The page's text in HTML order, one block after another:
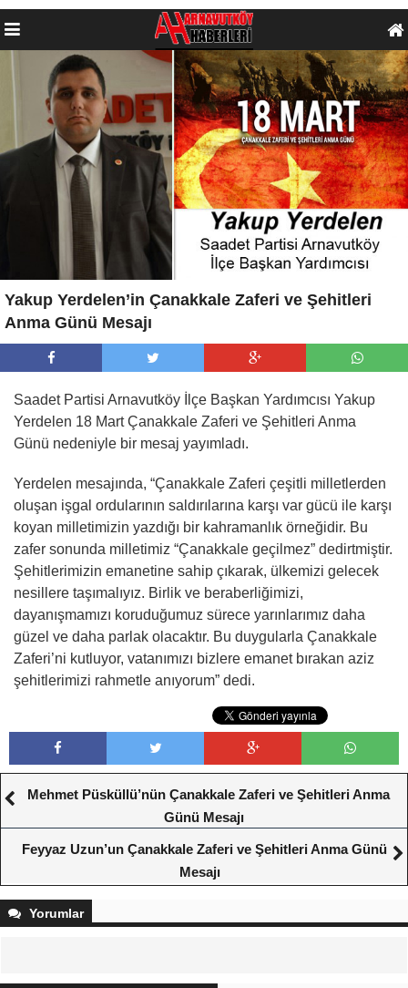
Yakup Yerdelen’in Çanakkale Zaferi ve Şehitleri
Anma Günü Mesajı
Saadet Partisi Arnavutköy İlçe Başkan Yardımcısı Yakup
Yerdelen 18 Mart Çanakkale Zaferi ve Şehitleri Anma
Günü nedeniyle bir mesaj yayımladı.
Yerdelen mesajında, “Çanakkale Zaferi çeşitli milletlerden
oluşan işgal ordularının saldırılarına karşı var gücü ile karşı
koyan milletimizin yazdığı bir kahramanlık örneğidir. Bu
zafer sonunda milletimiz “Çanakkale geçilmez” dedirtmiştir.
Şehitlerimizin emanetine sahip çıkarak, ülkemizi gelecek
nesillere taşımalıyız. Birlik ve beraberliğimizi,
dayanışmamızı koruduğumuz sürece yarınlarımız daha
güzel ve daha parlak olacaktır. Bu duygularla Çanakkale
Zaferi’ni kutluyor, vatanımızı bizlere emanet bırakan aziz
şehitlerimizi rahmetle anıyorum” dedi.
Mehmet Püsküllü’nün Çanakkale Zaferi ve Şehitleri Anma
Günü Mesajı
Feyyaz Uzun’un Çanakkale Zaferi ve Şehitleri Anma Günü
Mesajı
Yorumlar